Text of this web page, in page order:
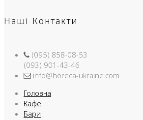
Наші Контакти
(095) 858-08-53
(093) 901-43-46
info@horeca-ukraine.com
Головна
Кафе
Бари